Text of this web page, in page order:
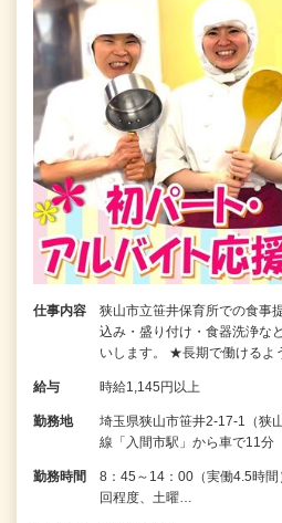
仕事内容
狭山市立笹井保育所での食事
込み・盛り付け・食器洗浄な
いします。 ★長期で働けるよ
給与 時給1,145円以上
勤務地
埼玉県狭山市笹井2-17-1（狭
線「入間市駅」から車で11分
勤務時間
8：45～14：00（実働4.5時
回程度、土曜…